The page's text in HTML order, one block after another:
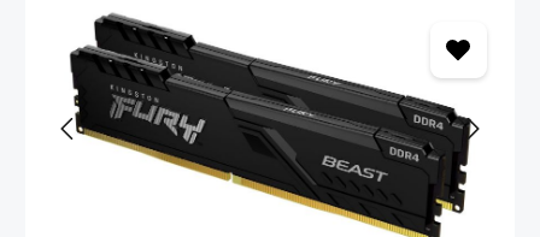
Componenten
Werkgeheugen